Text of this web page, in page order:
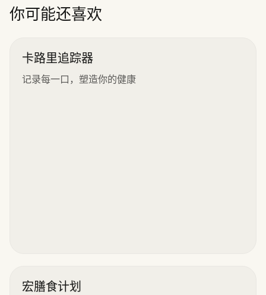
你可能还喜欢
卡路里追踪器
记录每一口，塑造你的健康
宏膳食计划